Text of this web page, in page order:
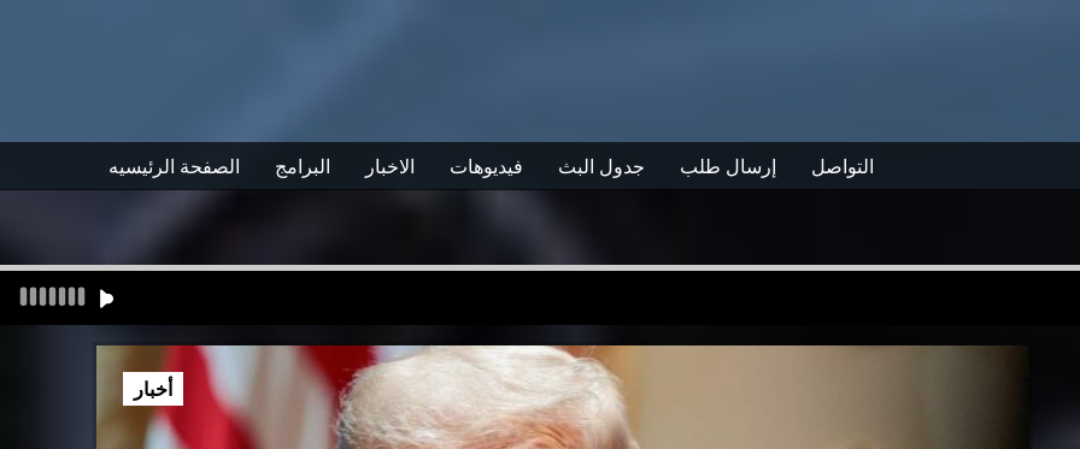
الصفحة الرئيسيه البرامج الاخبار فيديوهات جدول البث إرسال طلب التواصل
أخبار